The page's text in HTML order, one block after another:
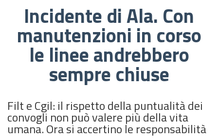
Incidente di Ala. Con
manutenzioni in corso
le linee andrebbero
sempre chiuse
Filt e Cgil: il rispetto della puntualità dei
convogli non può valere più della vita
umana. Ora si accertino le responsabilità